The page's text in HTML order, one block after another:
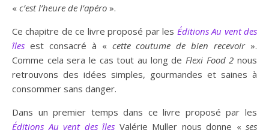
« c’est l’heure de l’apéro ».
Ce chapitre de ce livre proposé par les Éditions Au vent des
îles est consacré à « cette coutume de bien recevoir».
Comme cela sera le cas tout au long de Flexi Food 2 nous
retrouvons des idées simples, gourmandes et saines à
consommer sans danger.
Dans un premier temps dans ce livre proposé par les
Éditions Au vent des îles Valérie Muller nous donne « ses